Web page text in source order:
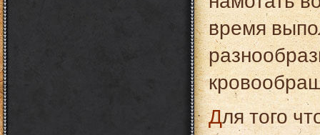
время
Для того чтобы ребенок занимался таким видом